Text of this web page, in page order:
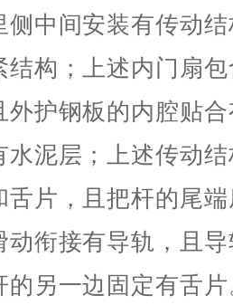
侧中间安装有传动
结构；上述内门扇
外护钢板的内腔贴
水泥层；上述传动
舌片，且把杆的尾
动衔接有导轨，且
的另一边固定有舌